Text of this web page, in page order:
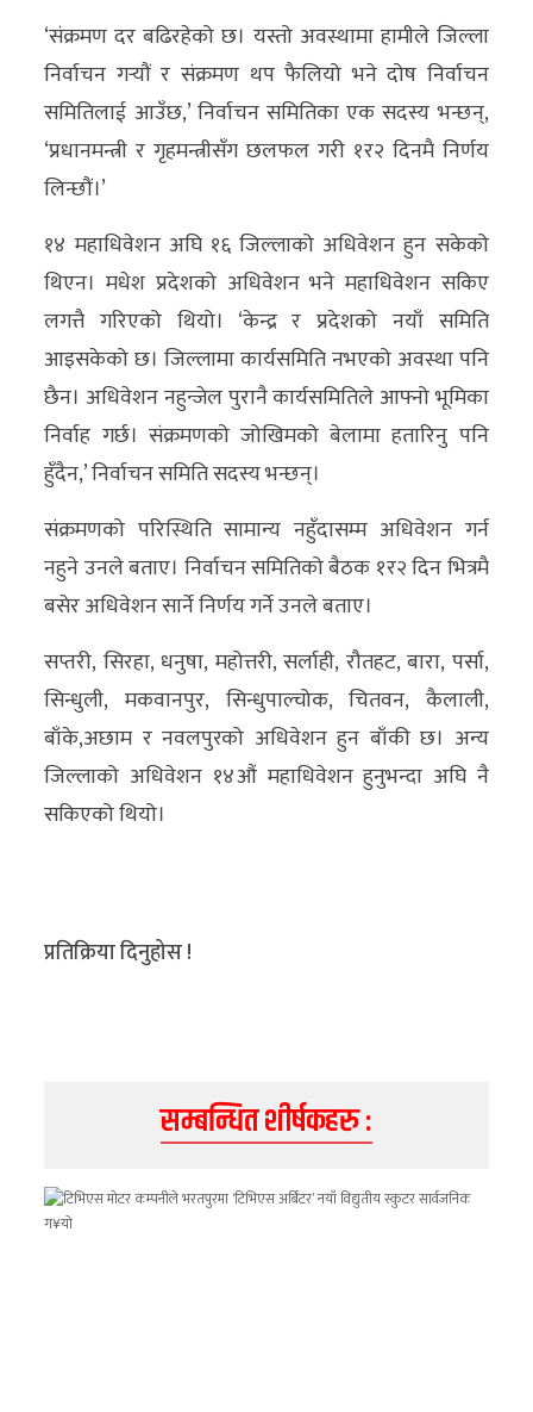
अन्य
क्लिक
खबर
विशेष
राशिफल
फोटो
ग्यालरी
भिडियो
‘संक्रमण दर बढिरहेको छ। यस्तो अवस्थामा हामीले जिल्ला
निर्वाचन गर्‍यौं र संक्रमण थप फैलियो भने दोष निर्वाचन
समितिलाई आउँछ,’ निर्वाचन समितिका एक सदस्य भन्छन्,
‘प्रधानमन्त्री र गृहमन्त्रीसँग छलफल गरी १र२ दिनमै निर्णय
लिन्छौं।’
१४ महाधिवेशन अघि १६ जिल्लाको अधिवेशन हुन सकेको
थिएन। मधेश प्रदेशको अधिवेशन भने महाधिवेशन सकिए
लगत्तै गरिएको थियो। ‘केन्द्र र प्रदेशको नयाँ समिति
आइसकेको छ। जिल्लामा कार्यसमिति नभएको अवस्था पनि
छैन। अधिवेशन नहुन्जेल पुरानै कार्यसमितिले आफ्नो भूमिका
निर्वाह गर्छ। संक्रमणको जोखिमको बेलामा हतारिनु पनि
हुँदैन,’ निर्वाचन समिति सदस्य भन्छन्।
संक्रमणको परिस्थिति सामान्य नहुँदासम्म अधिवेशन गर्न
नहुने उनले बताए। निर्वाचन समितिको बैठक १र२ दिन भित्रमै
बसेर अधिवेशन सार्ने निर्णय गर्ने उनले बताए।
सप्तरी, सिरहा, धनुषा, महोत्तरी, सर्लाही, रौतहट, बारा, पर्सा,
सिन्धुली, मकवानपुर, सिन्धुपाल्चोक, चितवन, कैलाली,
बाँके,अछाम र नवलपुरको अधिवेशन हुन बाँकी छ। अन्य
जिल्लाको अधिवेशन १४औं महाधिवेशन हुनुभन्दा अघि नै
सकिएको थियो।
प्रतिक्रिया दिनुहोस !
सम्बन्धित शीर्षकहरु :